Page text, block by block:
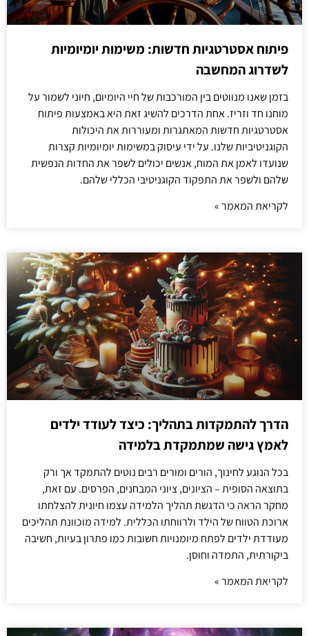
פיתוח אסטרטגיות חדשות: משימות יומיומיות
לשדרוג המחשבה
בזמן שאנו מנווטים בין המורכבות של חיי היומיום, חיוני לשמור על
מוחנו חד וזריז. אחת הדרכים להשיג זאת היא באמצעות פיתוח
אסטרטגיות חדשות המאתגרות ומעוררות את היכולות
הקוגניטיביות שלנו. על ידי עיסוק במשימות יומיומיות קצרות
שנועדו לאמן את המוח, אנשים יכולים לשפר את החדות הנפשית
שלהם ולשפר את התפקוד הקוגניטיבי הכללי שלהם.
לקריאת המאמר »
הדרך להתמקדות בתהליך: כיצד לעודד ילדים
לאמץ גישה שמתמקדת בלמידה
בכל הנוגע לחינוך, הורים ומורים רבים נוטים להתמקד אך ורק
בתוצאה הסופית – הציונים, ציוני המבחנים, הפרסים. עם זאת,
מחקר הראה כי הדגשת תהליך הלמידה עצמו חיונית להצלחתו
ארוכת הטווח של הילד ולרווחתו הכללית. למידה מוכוונת תהליכים
מעודדת ילדים לפתח מיומנויות חשובות כמו פתרון בעיות, חשיבה
ביקורתית, התמדה וחוסן.
לקריאת המאמר »